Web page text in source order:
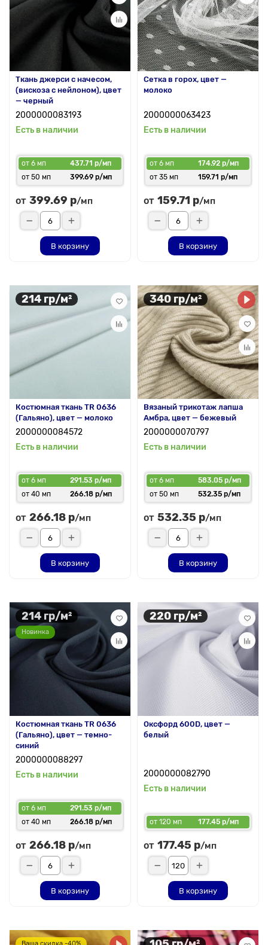
Ткань джерси с начесом,
(вискоза с нейлоном), цвет
— черный
2000000083193
Есть в наличии
от 6 мп
437.71 р/мп
от 50 мп
399.69 р/мп
от 399.69 р/мп
В корзину
Сетка в горох, цвет —
молоко
2000000063423
Есть в наличии
от 6 мп
174.92 р/мп
от 35 мп
159.71 р/мп
от 159.71 р/мп
В корзину
214 гр/м²
Костюмная ткань TR 0636
(Гальяно), цвет — молоко
2000000084572
Есть в наличии
от 6 мп
291.53 р/мп
от 40 мп
266.18 р/мп
от 266.18 р/мп
В корзину
340 гр/м²
Вязаный трикотаж лапша
Амбра, цвет — бежевый
2000000070797
Есть в наличии
от 6 мп
583.05 р/мп
от 50 мп
532.35 р/мп
от 532.35 р/мп
В корзину
214 гр/м²
Новинка
Костюмная ткань TR 0636
(Гальяно), цвет — темно-
синий
2000000088297
Есть в наличии
от 6 мп
291.53 р/мп
от 40 мп
266.18 р/мп
от 266.18 р/мп
В корзину
220 гр/м²
Оксфорд 600D, цвет —
белый
2000000082790
Есть в наличии
от 120 мп 177.45 р/мп
от 177.45 р/мп
В корзину